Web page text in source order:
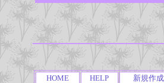
HOME HELP 新規作成